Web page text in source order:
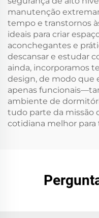
manutenção
tempo e transtornos
ideais para criar
aconchegantes e
descansar e estudar
ainda, incorporamos
design, de modo que
apenas
ambiente de
tudo parte da missão
cotidiana melhor para